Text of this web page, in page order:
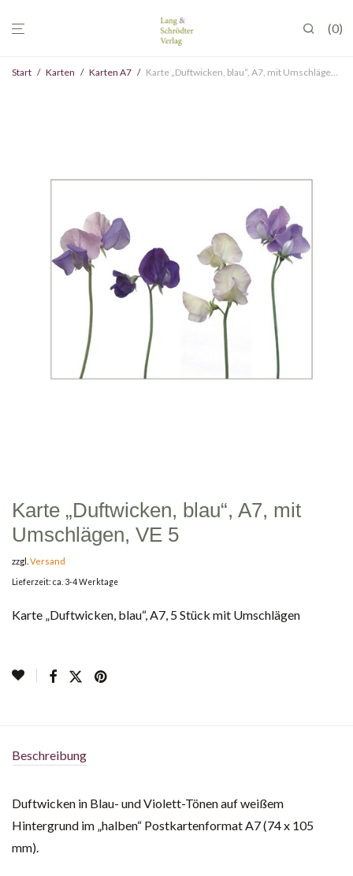
0
Start / Karten / Karten A7 / Karte „Duftwicken, blau“, A7, mit Umschlägen, VE 5
Karte „Duftwicken, blau“, A7, mit
Umschlägen, VE 5
zzgl. Versand
Lieferzeit: ca. 3-4 Werktage
Karte „Duftwicken, blau“, A7, 5 Stück mit Umschlägen
Beschreibung
Duftwicken in Blau- und Violett-Tönen auf weißem
Hintergrund im „halben“ Postkartenformat A7 (74 x 105
mm).